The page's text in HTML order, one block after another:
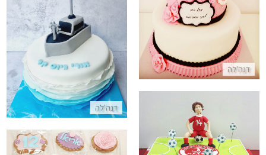
דנה'לה
התקשר/י
דנה'לה
עוגת גיוס לחיל הים
התקשר/י
עוגת מגרש כדורגל מבצק סוכר